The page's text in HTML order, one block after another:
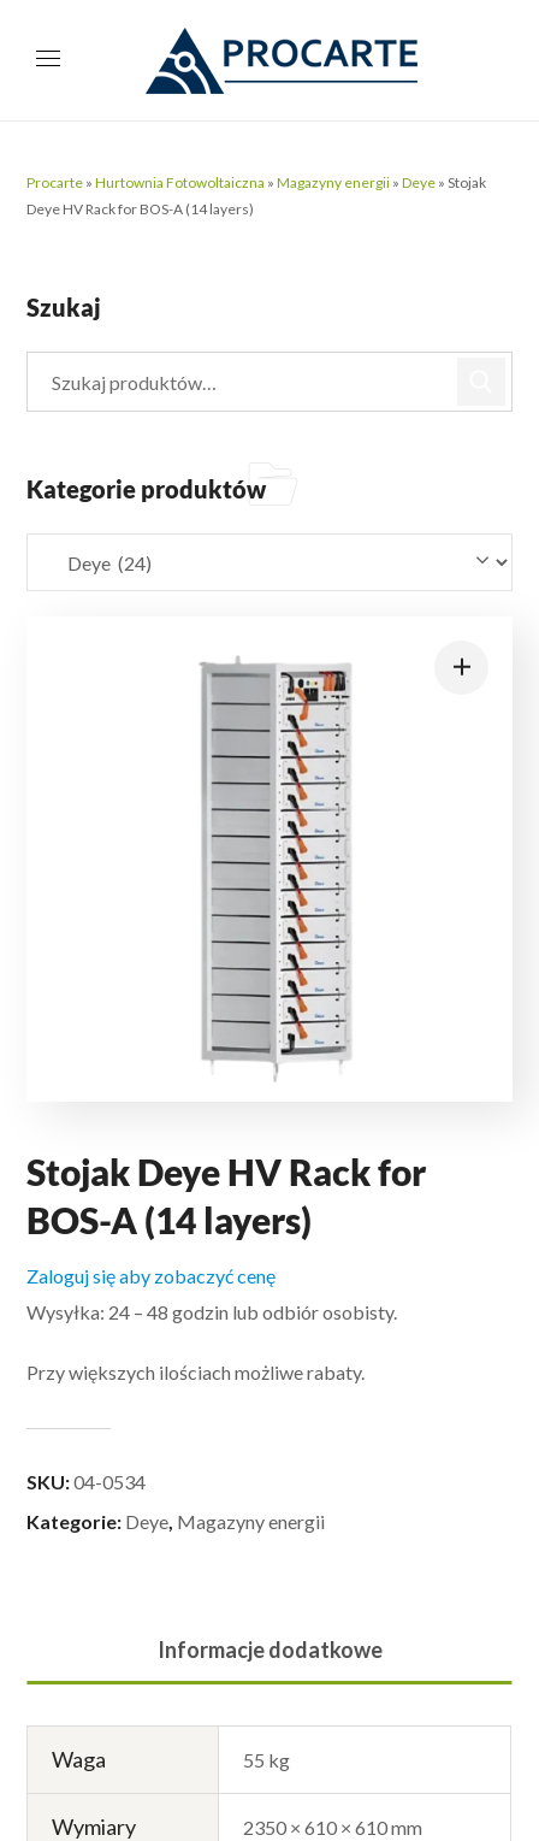
Procarte »Hurtownia Fotowoltaiczna »Magazyny energii »Deye »Stojak
Deye HV Rack for BOS-A (14 layers)
Stojak Deye HV Rack for
BOS-A (14 layers)
Zaloguj się aby zobaczyć cenę
Wysyłka: 24 – 48 godzin lub odbiór osobisty.
Przy większych ilościach możliwe rabaty.
SKU:04-0534
Kategorie: Deye Magazyny energii
Informacje dodatkowe
Waga 55 kg
Wymiary 2350 × 610 × 610 mm
Szukaj
Kategorie produktów